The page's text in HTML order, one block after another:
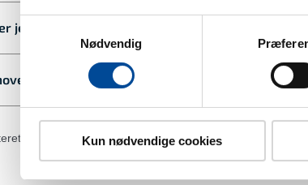
Samtykkevalg
Nødvendig
Kun nødvendige cookies
jeg mere information om plejeboliger?
11. marts 2026